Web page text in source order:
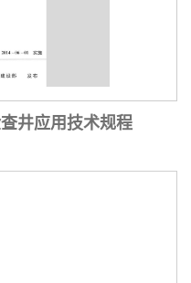
井应用技术规程